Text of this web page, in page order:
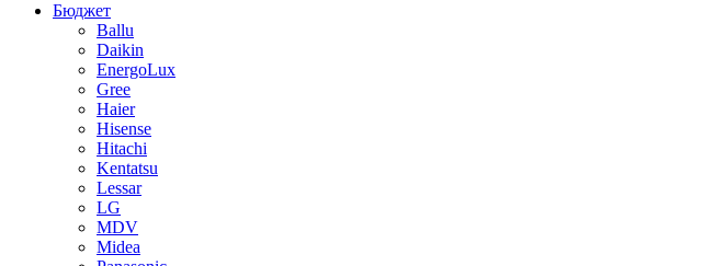
Бюджет
Ballu
Daikin
EnergoLux
Gree
Haier
Hisense
Hitachi
Kentatsu
Lessar
LG
MDV
Midea